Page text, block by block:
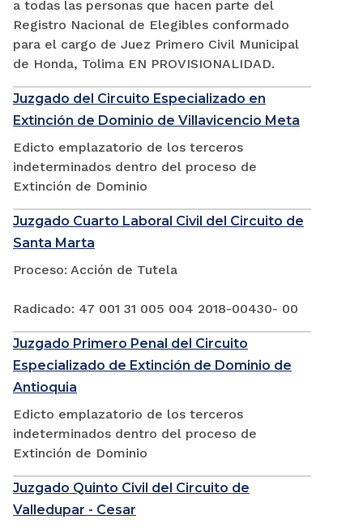
a todas las personas que hacen parte del
Registro Nacional de Elegibles conformado
para el cargo de Juez Primero Civil Municipal
de Honda, Tolima EN PROVISIONALIDAD.
Juzgado del Circuito Especializado en
Extinción de Dominio de Villavicencio Meta
Edicto emplazatorio de los terceros
indeterminados dentro del proceso de
Extinción de Dominio
Juzgado Cuarto Laboral Civil del Circuito de
Santa Marta
Proceso: Acción de Tutela
Radicado: 47 001 31 005 004 2018-00430- 00
Juzgado Primero Penal del Circuito
Especializado de Extinción de Dominio de
Antioquia
Edicto emplazatorio de los terceros
indeterminados dentro del proceso de
Extinción de Dominio
Juzgado Quinto Civil del Circuito de
Valledupar - Cesar